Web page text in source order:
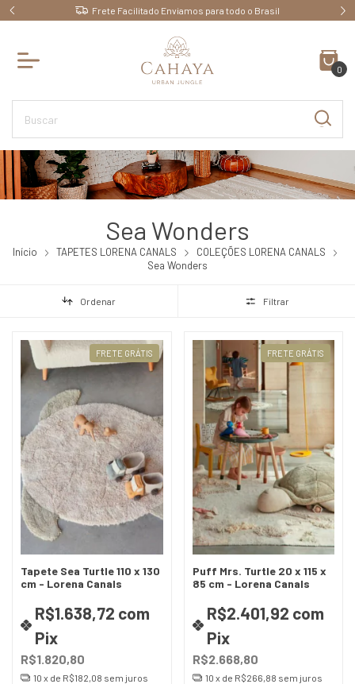
Frete Facilitado Enviamos para todo o Brasil
0
Sea Wonders
Início TAPETES LORENA CANALS
COLEÇÕES LORENA CANALS
Sea Wonders
Ordenar Filtrar
FRETE GRÁTIS
Tapete Sea Turtle 110 x 130
cm - Lorena Canals
R$1.820,80
R$1.638,72 com
Pix
10 x de R$182,08 sem juros
FRETE GRÁTIS
Puff Mrs. Turtle 20 x 115 x
85 cm - Lorena Canals
R$2.668,80
R$2.401,92 com
Pix
10 x de R$266,88 sem juros